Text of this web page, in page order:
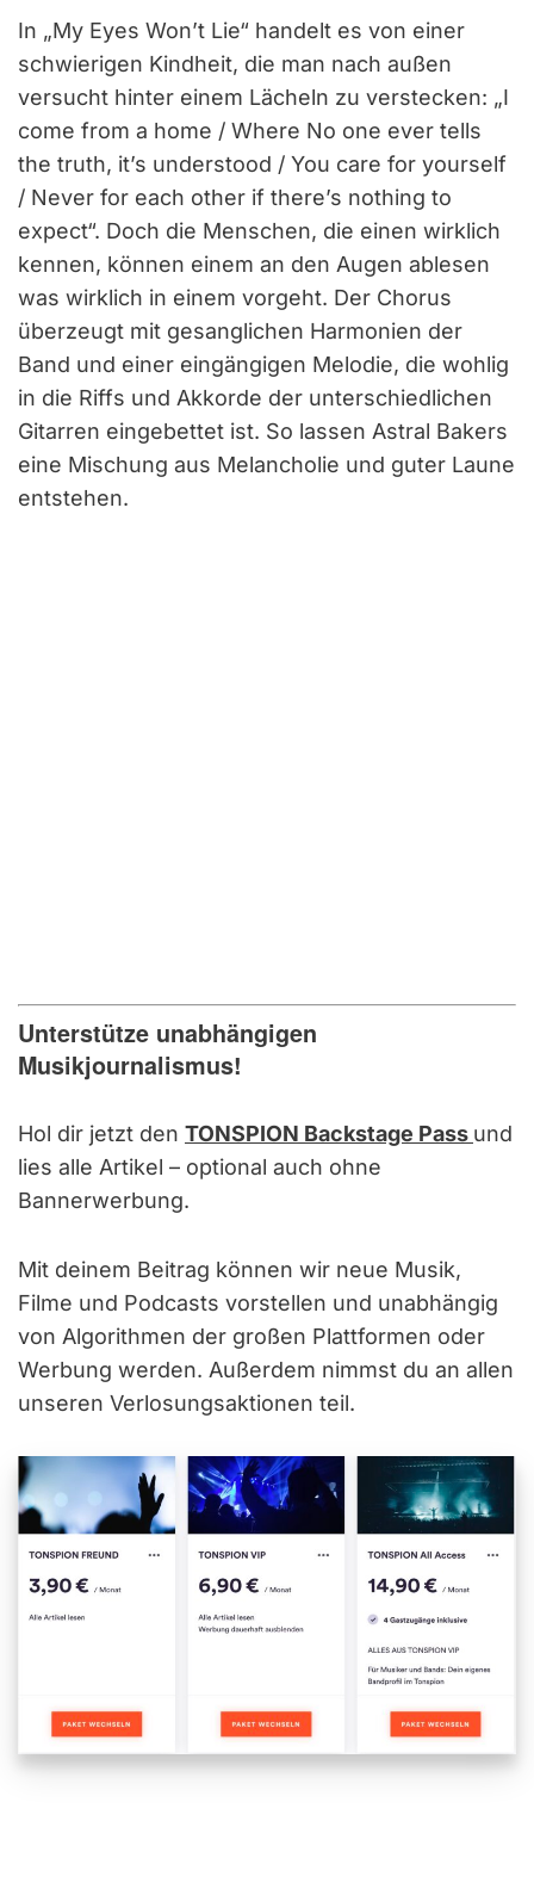
In „My Eyes Won’t Lie“ handelt es von einer
schwierigen Kindheit, die man nach außen
versucht hinter einem Lächeln zu verstecken: „I
come from a home / Where No one ever tells
the truth, it’s understood / You care for yourself
/ Never for each other if there’s nothing to
expect“. Doch die Menschen, die einen wirklich
kennen, können einem an den Augen ablesen
was wirklich in einem vorgeht. Der Chorus
überzeugt mit gesanglichen Harmonien der
Band und einer eingängigen Melodie, die wohlig
in die Riffs und Akkorde der unterschiedlichen
Gitarren eingebettet ist. So lassen Astral Bakers
eine Mischung aus Melancholie und guter Laune
entstehen.
Unterstütze unabhängigen
Musikjournalismus!
Hol dir jetzt den TONSPION Backstage Pass und
lies alle Artikel – optional auch ohne
Bannerwerbung.
Mit deinem Beitrag können wir neue Musik,
Filme und Podcasts vorstellen und unabhängig
von Algorithmen der großen Plattformen oder
Werbung werden. Außerdem nimmst du an allen
unseren Verlosungsaktionen teil.